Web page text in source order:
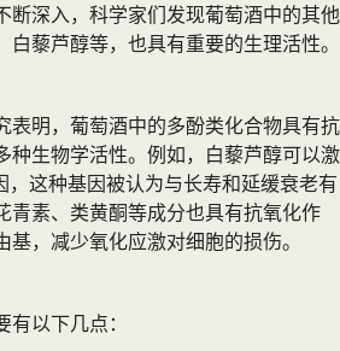
断深入，科学家们发现葡萄酒中的其他
白藜芦醇等，也具有重要的生理活性。
表明，葡萄酒中的多酚类化合物具有抗
种生物学活性。例如，白藜芦醇可以激
，这种基因被认为与长寿和延缓衰老有
青素、类黄酮等成分也具有抗氧化作
基，减少氧化应激对细胞的损伤。
以下几点：